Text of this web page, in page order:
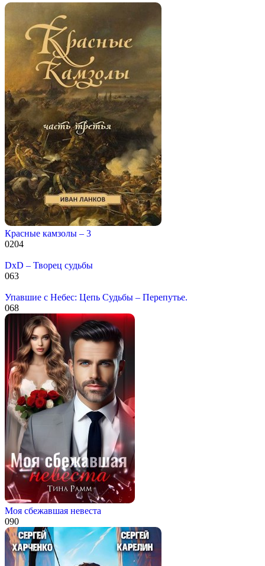
Красные камзолы – 3
0204
DxD – Творец судьбы
063
Упавшие с Небес: Цепь Судьбы – Перепутье.
068
Моя сбежавшая невеста
090